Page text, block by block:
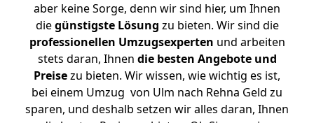
aber keine Sorge, denn wir sind hier, um Ihnen
diegünstigste Lösung zu bieten. Wir sind die
professionellen Umzugsexperten und arbeiten
stets daran, Ihnen die besten Angebote und
Preisezu bieten. Wir wissen, wie wichtig es ist,
bei einem Umzug von Ulm nach Rehna Geld zu
sparen, und deshalb setzen wir alles daran, Ihnen